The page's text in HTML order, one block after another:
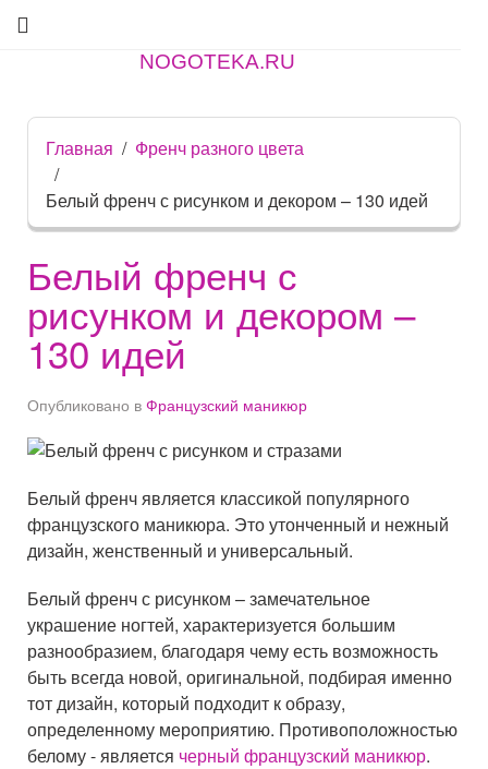
NOGOTEKA.RU
Главная Френч разного цвета
Белый френч с рисунком и декором – 130 идей
Белый френч с
рисунком и декором –
130 идей
Опубликовано в Французский маникюр
Белый френч является классикой популярного
французского маникюра. Это утонченный и нежный
дизайн, женственный и универсальный.
Белый френч с рисунком – замечательное
украшение ногтей, характеризуется большим
разнообразием, благодаря чему есть возможность
быть всегда новой, оригинальной, подбирая именно
тот дизайн, который подходит к образу,
определенному мероприятию. Противоположностью
белому - является черный французский маникюр.